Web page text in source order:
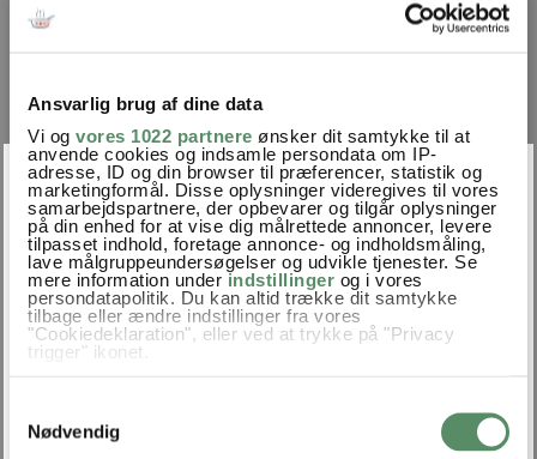
Ansvarlig brug af dine data
Vi og vores 1022 partnere ønsker dit samtykke til at
anvende cookies og indsamle persondata om IP-
adresse, ID og din browser til præferencer, statistik og
marketingformål. Disse oplysninger videregives til vores
samarbejdspartnere, der opbevarer og tilgår oplysninger
på din enhed for at vise dig målrettede annoncer, levere
tilpasset indhold, foretage annonce- og indholdsmåling,
lave målgruppeundersøgelser og udvikle tjenester. Se
mere information under indstillinger og i vores
persondatapolitik. Du kan altid trække dit samtykke
tilbage eller ændre indstillinger fra vores
"Cookiedeklaration", eller ved at trykke på "Privacy
trigger" ikonet.
Indsamle præcise oplysninger om din placering,
der kan være nøjagtig inden for få meter
Identificere din enhed baseret på en scanning af
Nødvendig
VEGETAR KORMA MED
BLOMKÅL OG KIKÆRTER
KARTOFFELSALAT
×
VALDEMARSRO PREMIUM
Log ind for se dine favoritter, madplaner, indkøbsliste m.m.